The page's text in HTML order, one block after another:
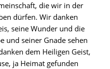
die wir in der
dürfen. Wir danken
seine Wunder und die
und seiner Gnade sehen
dem Heiligen Geist,
ja Heimat gefunden